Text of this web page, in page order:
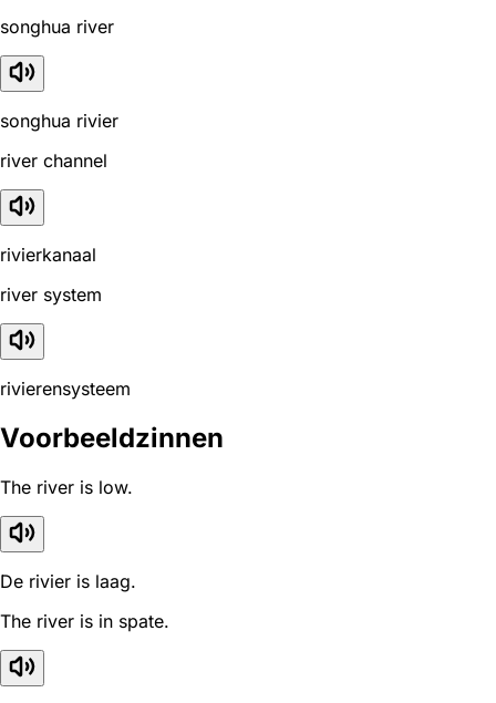
songhua river
songhua rivier
river channel
rivierkanaal
river system
rivierensysteem
Voorbeeldzinnen
The river is low.
De rivier is laag.
The river is in spate.